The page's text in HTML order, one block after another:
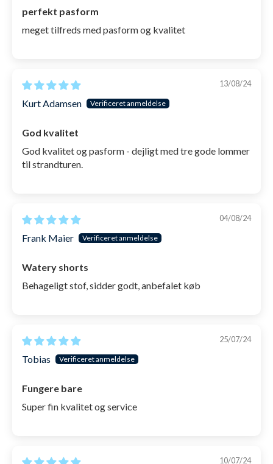
perfekt pasform
meget tilfreds med pasform og kvalitet
13/08/24
Kurt Adamsen
God kvalitet
God kvalitet og pasform - dejligt med tre gode lommer
til strandturen.
04/08/24
Frank Maier
Watery shorts
Behageligt stof, sidder godt, anbefalet køb
25/07/24
Tobias
Fungere bare
Super fin kvalitet og service
10/07/24